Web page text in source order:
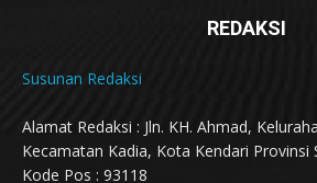
REDAKSI
Susunan Redaksi
Alamat Redaksi : Jln. KH. Ahmad,
Kecamatan Kadia, Kota Kendari Provinsi
Kode Pos : 93118